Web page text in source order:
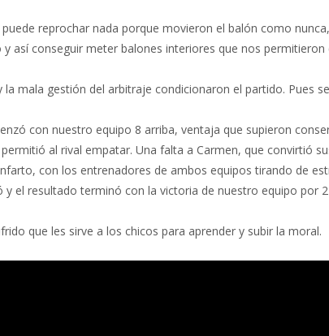
reprochar nada porque movieron el balón como
así conseguir meter balones interiores que nos permitieron
la mala gestión del arbitraje condicionaron el partido. Pues
con nuestro equipo 8 arriba, ventaja que supieron
al rival empatar. Una falta a Carmen, que convirtió
con los entrenadores de ambos equipos tirando de
y el resultado terminó con la victoria de nuestro equipo por
que les sirve a los chicos para aprender y subir la moral.